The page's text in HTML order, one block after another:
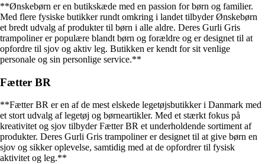
**Ønskebørn er en butikskæde med en passion for børn og familier.
Med flere fysiske butikker rundt omkring i landet tilbyder Ønskebørn
et bredt udvalg af produkter til børn i alle aldre. Deres Gurli Gris
trampoliner er populære blandt børn og forældre og er designet til at
opfordre til sjov og aktiv leg. Butikken er kendt for sit venlige
personale og sin personlige service.**
Fætter BR
**Fætter BR er en af de mest elskede legetøjsbutikker i Danmark med
et stort udvalg af legetøj og børneartikler. Med et stærkt fokus på
kreativitet og sjov tilbyder Fætter BR et underholdende sortiment af
produkter. Deres Gurli Gris trampoliner er designet til at give børn en
sjov og sikker oplevelse, samtidig med at de opfordrer til fysisk
aktivitet og leg.**